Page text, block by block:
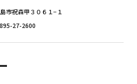
市祝森甲３０６１−１
27-2600